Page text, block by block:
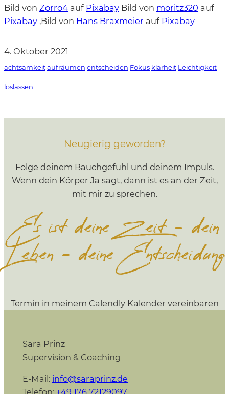
Bild von Zorro4 auf Pixabay Bild von moritz320 auf
Pixabay ,Bild von Hans Braxmeier auf Pixabay
4. Oktober 2021
achtsamkeit aufräumen entscheiden Fokus klarheit Leichtigkeit
loslassen
Neugierig geworden?
Folge deinem Bauchgefühl und deinem Impuls.
Wenn dein Körper Ja sagt, dann ist es an der Zeit,
mit mir zu sprechen.
Es ist deine Zeit – dein
Leben – deine Entscheidung
Termin in meinem Calendly Kalender vereinbaren
Sara Prinz
Supervision & Coaching
E-Mail: info@saraprinz.de
Telefon: +49 176 72129097